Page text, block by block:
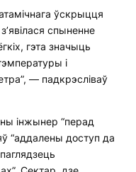
ўскрыцця
спыненне
гэта значыць
і
— падкрэсліваў
інжынер “перад
“аддалены доступ да